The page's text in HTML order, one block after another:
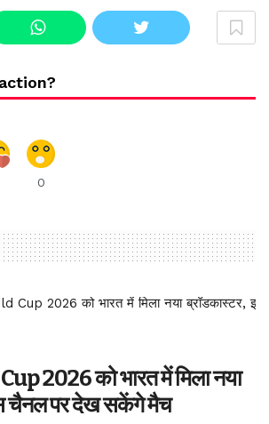
0
Cup 2026 को भारत में मिला नया ब्रॉडकास्टर,
2026 को भारत में मिला नया
चैनल पर देख सकेंगे मैच